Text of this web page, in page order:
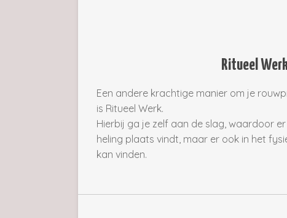
Ritueel
Een andere krachtige manier om je
is Ritueel Werk.
Hierbij ga je zelf aan de slag, waardoor
heling plaats vindt, maar er ook in het
kan vinden.